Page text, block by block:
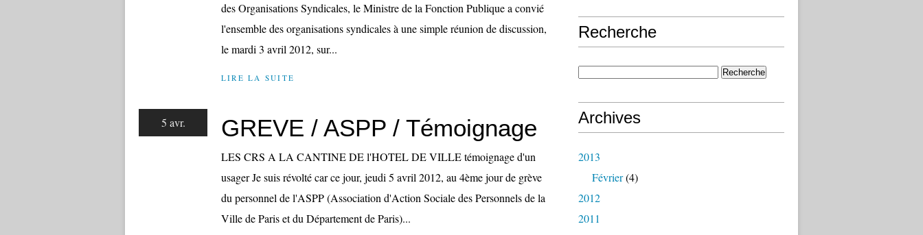
des Organisations Syndicales, le Ministre de la Fonction Publique a convié
l'ensemble des organisations syndicales à une simple réunion de discussion,
le mardi 3 avril 2012, sur...
LIRE LA SUITE
5 avr. GREVE / ASPP / Témoignage
LES CRS A LA CANTINE DE l'HOTEL DE VILLE témoignage d'un
usager Je suis révolté car ce jour, jeudi 5 avril 2012, au 4ème jour de grève
du personnel de l'ASPP (Association d'Action Sociale des Personnels de la
Ville de Paris et du Département de Paris)...
Recherche
Archives
2013
Février(4)
2012
2011